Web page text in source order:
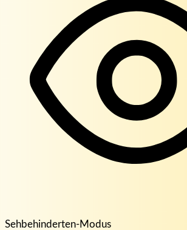
Sehbehinderten-Modus